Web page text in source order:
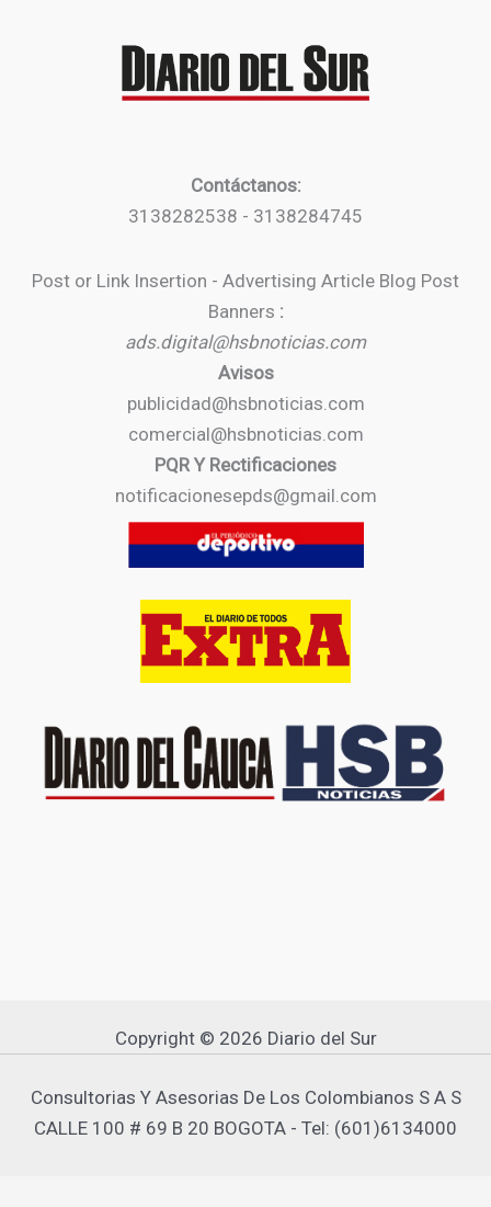
Contáctanos:
3138282538 - 3138284745
Post or Link Insertion - Advertising Article Blog Post
Banners :
ads.digital@hsbnoticias.com
Avisos
publicidad@hsbnoticias.com
comercial@hsbnoticias.com
PQR Y Rectificaciones
notificacionesepds@gmail.com
Copyright © 2026 Diario del Sur
Consultorias Y Asesorias De Los Colombianos S A S
CALLE 100 # 69 B 20 BOGOTA - Tel: (601)6134000